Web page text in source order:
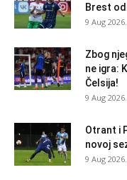
Brest
9 Aug
Zbog
ne igra:
Čelsija!
9 Aug
Otrant i
novoj
9 Aug